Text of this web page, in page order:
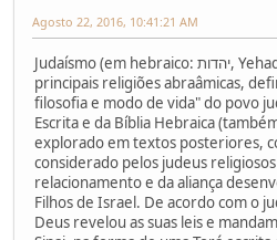
Agosto 22, 2016, 10:41:21 AM
Judaísmo (em hebraico: יהדות, Yehadút) é uma das três
principais religiões abraâmicas,
filosofia e modo de vida" do povo
Escrita e da Bíblia Hebraica
explorado em textos posteriores,
considerado pelos judeus
relacionamento e da aliança
Filhos de Israel. De acordo com o
Deus revelou as suas leis e